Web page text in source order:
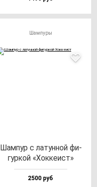
Шампуры
Шам­пур с ла­тун­ной фи­
гур­кой «Хок­ке­ист»
2500 руб